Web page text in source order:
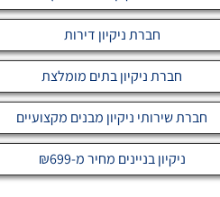
חברת ניקיון דירות
חברת ניקיון בתים מומלצת
חברת שירותי ניקיון מבנים מקצועיים
ניקיון בניינים מחיר מ-₪699